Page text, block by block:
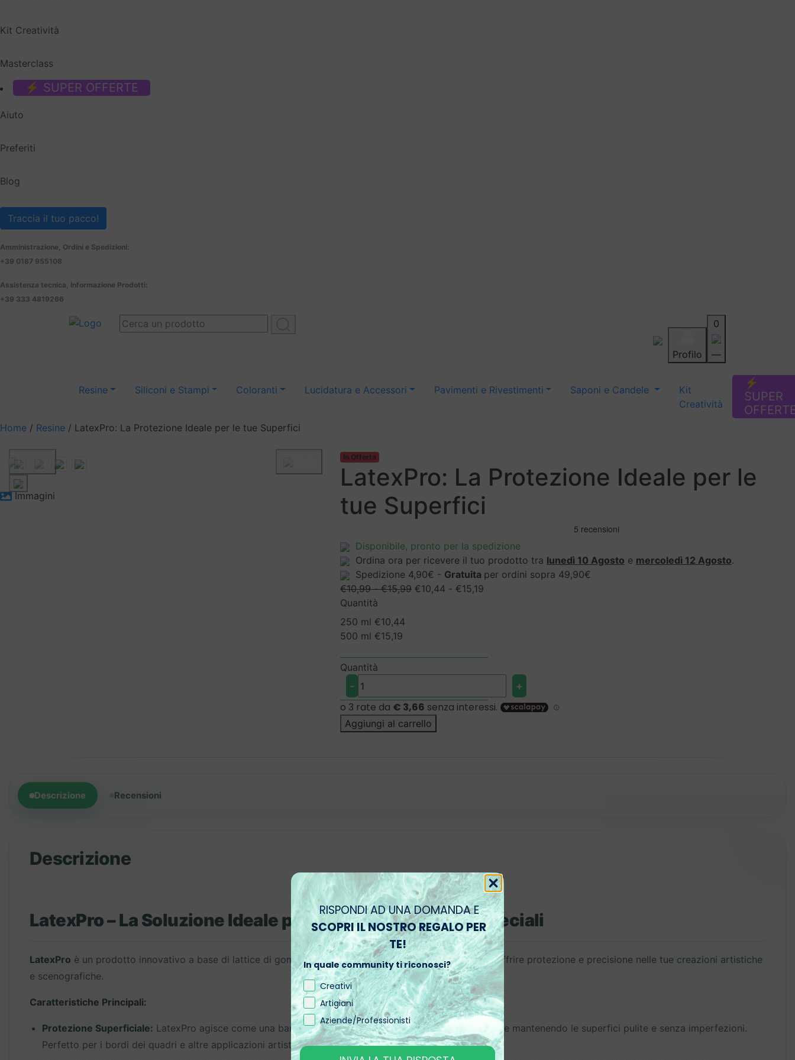
Kit Creatività
Masterclass
⚡ SUPER OFFERTE
Aiuto
Preferiti
Blog
Traccia il tuo pacco!
Amministrazione, Ordini e Spedizioni:
+39 0187 955108
Assistenza tecnica, Informazione Prodotti:
+39 333 4819266
Profilo
0
—
Resine Siliconi e Stampi Coloranti Lucidatura e Accessori Pavimenti e Rivestimenti Saponi e Candele
Kit
Creatività
⚡
SUPER
Home / Resine / LatexPro: La Protezione Ideale per le tue Superfici
Previous
Immagini
In Offerta
LatexPro: La Protezione Ideale per le
tue Superfici
Disponibile, pronto per la spedizione
Ordina ora per ricevere il tuo prodotto tra lunedì 10 Agosto e mercoledì 12 Agosto.
Spedizione 4,90€ - Gratuita per ordini sopra 49,90€
€10,99 - €15,99Fascia
a
€15,99
€10,44 - €15,19
a
€15,19
Quantità
250 ml €10,44
500 ml €15,19
Quantità
LatexPro:
La
Protezione
Ideale
- +
Aggiungi al carrello
Descrizione Recensioni
Descrizione
LatexPro – La Soluzione Ideale per Protezione e Effetti Speciali
LatexPro è un prodotto innovativo a base di lattice di gomma naturale prevulcanizzato, progettato per offrire protezione e precisione nelle tue creazioni artistiche
e scenografiche.
Caratteristiche Principali:
Protezione Superficiale: LatexPro agisce come una barriera protettiva, prevenendo le gocce di resina e mantenendo le superfici pulite e senza imperfezioni.
Perfetto per i bordi dei quadri e altre applicazioni artistiche.
RISPONDI AD UNA DOMANDA E
SCOPRI IL NOSTRO REGALO PER
TE!
In quale community ti riconosci?
Creativi
Artigiani
Aziende/Professionisti